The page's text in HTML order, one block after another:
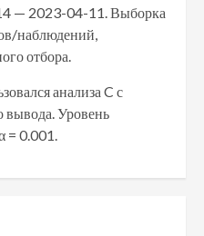
— 2023-04-11. Выборка
наблюдений,
отбора.
анализа C с
вывода. Уровень
= 0.001.